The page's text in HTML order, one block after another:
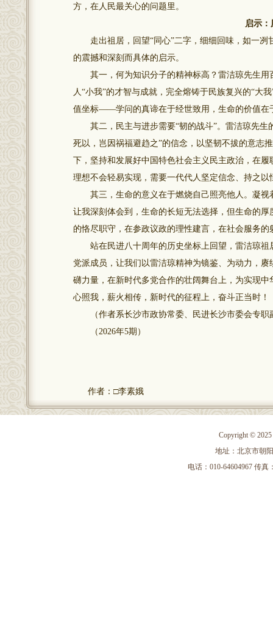
方，在人民最关心的问题里。
启示：
走出祖居，回望“同心”二字，细细回味，如一冽
的震撼和深刻而具体的启示。
其一，何为知识分子的精神标高？雷洁琼先生用
人“小我”的才智与成就，完全熔铸于民族复兴的“大
值坐标——学问的真谛在于经世致用，生命的价值在
其二，民主与进步需要“韧的战斗”。雷洁琼先生
死以，岂因祸福避趋之”的信念，以坚韧不拔的意志
下，坚持和发展好中国特色社会主义民主政治，在
理想不会轻易实现，需要一代代人坚定信念、持之以
其三，生命的意义在于燃烧自己照亮他人。凝视
让我深刻体会到，生命的长短无法选择，但生命的
的恪尽职守，在参政议政的理性建言，在社会服务的
站在民进八十周年的历史坐标上回望，雷洁琼祖
党派成员，让我们以雷洁琼精神为镜鉴、为动力，
礴力量，在新时代多党合作的壮阔舞台上，为实现
心照我，薪火相传，新时代的征程上，奋斗正当时！
（作者系长沙市政协常委、民进长沙市委会专职
（2026年5期）
作者：□李素娥
Copyright ©
地址：北京市朝
电话：010-64604967 传真